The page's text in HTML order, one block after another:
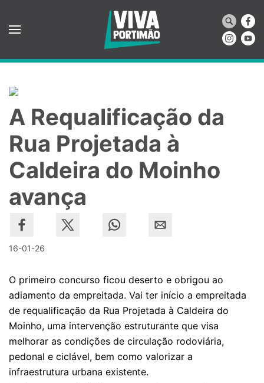
Saltar para o conteúdo principal
A Requalificação da
Rua Projetada à
Caldeira do Moinho
avança
16-01-26
O primeiro concurso ficou deserto e obrigou ao
adiamento da empreitada. Vai ter início a empreitada
de requalificação da Rua Projetada à Caldeira do
Moinho, uma intervenção estruturante que visa
melhorar as condições de circulação rodoviária,
pedonal e ciclável, bem como valorizar a
infraestrutura urbana existente.